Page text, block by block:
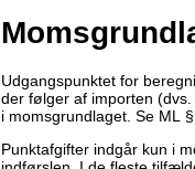
Udgangspunktet for
der følger af importen
i momsgrundlaget. Se ML §
Punktafgifter indgår kun i